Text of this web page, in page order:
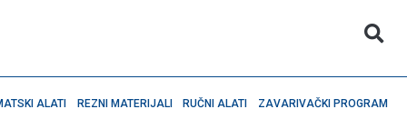
ALATI REZNI MATERIJALI RUČNI ALATI ZAVARIVAČKI PROGRAM